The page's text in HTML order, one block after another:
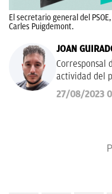
El secretario general del
Carles Puigdemont.
JOAN
Corresponsal
actividad del
Sánchez, y
catalana.
27/08/2023